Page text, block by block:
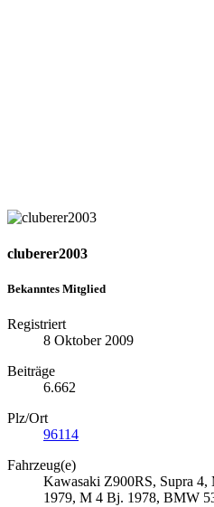
cluberer2003
Bekanntes Mitglied
Registriert
8 Oktober 2009
Beiträge
6.662
Plz/Ort
96114
Fahrzeug(e)
Kawasaki Z900RS, Supra
1979, M 4 Bj. 1978, BMW